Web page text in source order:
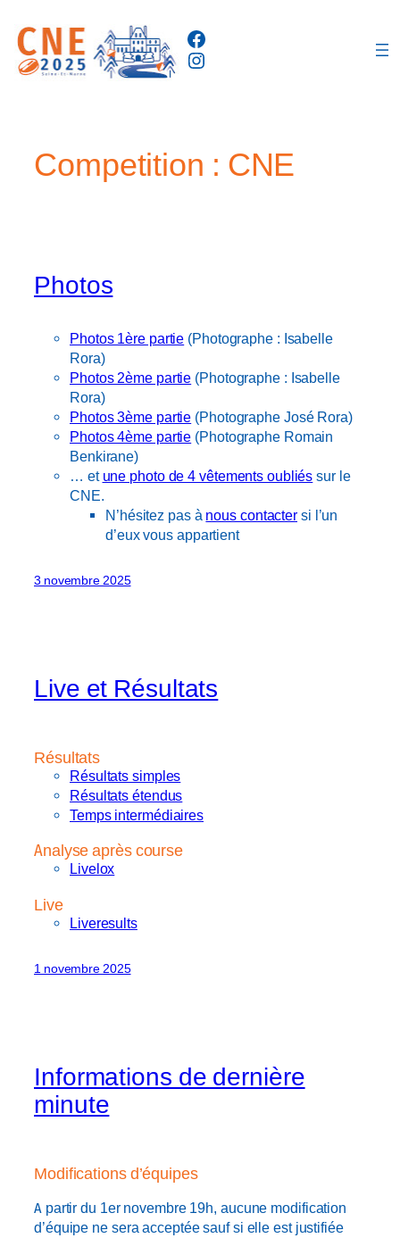
au
contenu
Facebook
Instagram
Competition : CNE
Photos
Photos 1ère partie (Photographe : Isabelle
Rora)
Photos 2ème partie (Photographe : Isabelle
Rora)
Photos 3ème partie (Photographe José Rora)
Photos 4ème partie (Photographe Romain
Benkirane)
… et une photo de 4 vêtements oubliés sur le
CNE.
N’hésitez pas à nous contacter si l’un
d’eux vous appartient
3 novembre 2025
Live et Résultats
Résultats
Résultats simples
Résultats étendus
Temps intermédiaires
Analyse après course
Livelox
Live
Liveresults
1 novembre 2025
Informations de dernière
minute
Modifications d’équipes
A partir du 1er novembre 19h, aucune modification
d’équipe ne sera acceptée sauf si elle est justifiée